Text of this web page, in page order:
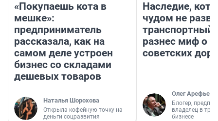
«Покупаешь кота в
мешке»:
предприниматель
рассказала, как на
самом деле устроен
бизнес со складами
дешевых товаров
Наталья Шорохова
Открыла кофейную точку на
деньги соцразвития
Наследие,
чудом не
транспортный
разнес миф о
советских
Олег Арефьев
Блогер,
владелец в
бизнесе